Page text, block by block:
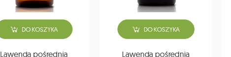
DO KOSZYKA
Lawenda pośrednia
DO KOSZYKA
Lawenda pośrednia